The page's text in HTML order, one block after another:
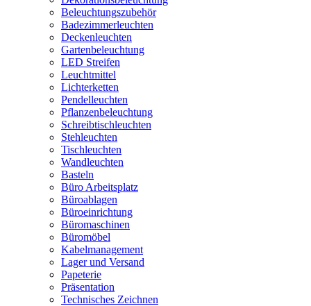
Beleuchtungszubehör
Badezimmerleuchten
Deckenleuchten
Gartenbeleuchtung
LED Streifen
Leuchtmittel
Lichterketten
Pendelleuchten
Pflanzenbeleuchtung
Schreibtischleuchten
Stehleuchten
Tischleuchten
Wandleuchten
Basteln
Büro Arbeitsplatz
Büroablagen
Büroeinrichtung
Büromaschinen
Büromöbel
Kabelmanagement
Lager und Versand
Papeterie
Präsentation
Technisches Zeichnen